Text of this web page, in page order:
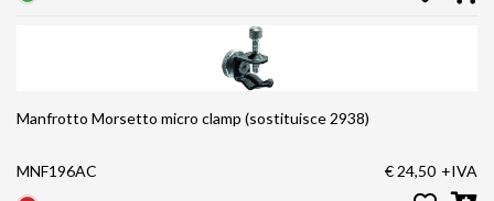
Manfrotto Morsetto micro clamp (sostituisce 2938)
MNF196AC € 24,50 +IVA